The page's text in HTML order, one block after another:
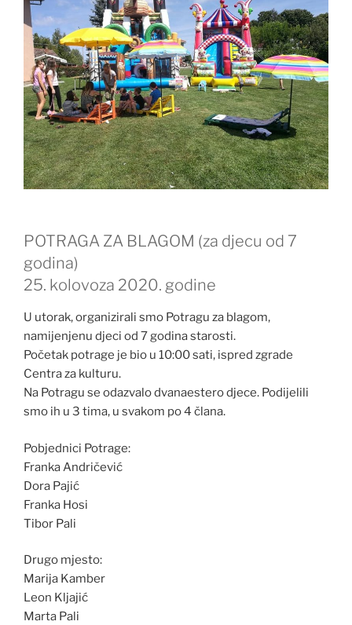
POTRAGA ZA BLAGOM (za djecu od 7
godina)
25. kolovoza 2020. godine
U utorak, organizirali smo Potragu za blagom,
namijenjenu djeci od 7 godina starosti.
Početak potrage je bio u 10:00 sati, ispred zgrade
Centra za kulturu.
Na Potragu se odazvalo dvanaestero djece. Podijelili
smo ih u 3 tima, u svakom po 4 člana.
Pobjednici Potrage:
Franka Andričević
Dora Pajić
Franka Hosi
Tibor Pali
Drugo mjesto:
Marija Kamber
Leon Kljajić
Marta Pali